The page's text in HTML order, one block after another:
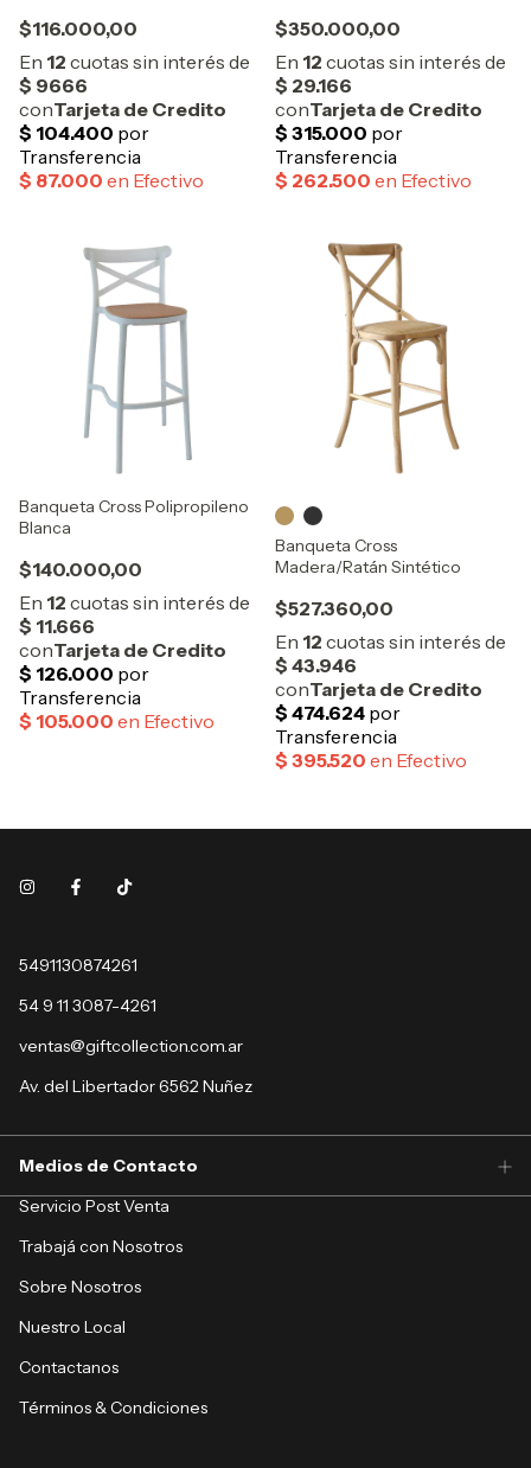
$116.000,00 $350.000,00
Banqueta Cross Polipropileno
Blanca
$140.000,00
Banqueta Cross
Madera/Ratán Sintético
$527.360,00
5491130874261
54 9 11 3087-4261
ventas@giftcollection.com.ar
Av. del Libertador 6562 Nuñez
Medios de Contacto
Servicio Post Venta
Trabajá con Nosotros
Sobre Nosotros
Nuestro Local
Contactanos
Términos & Condiciones